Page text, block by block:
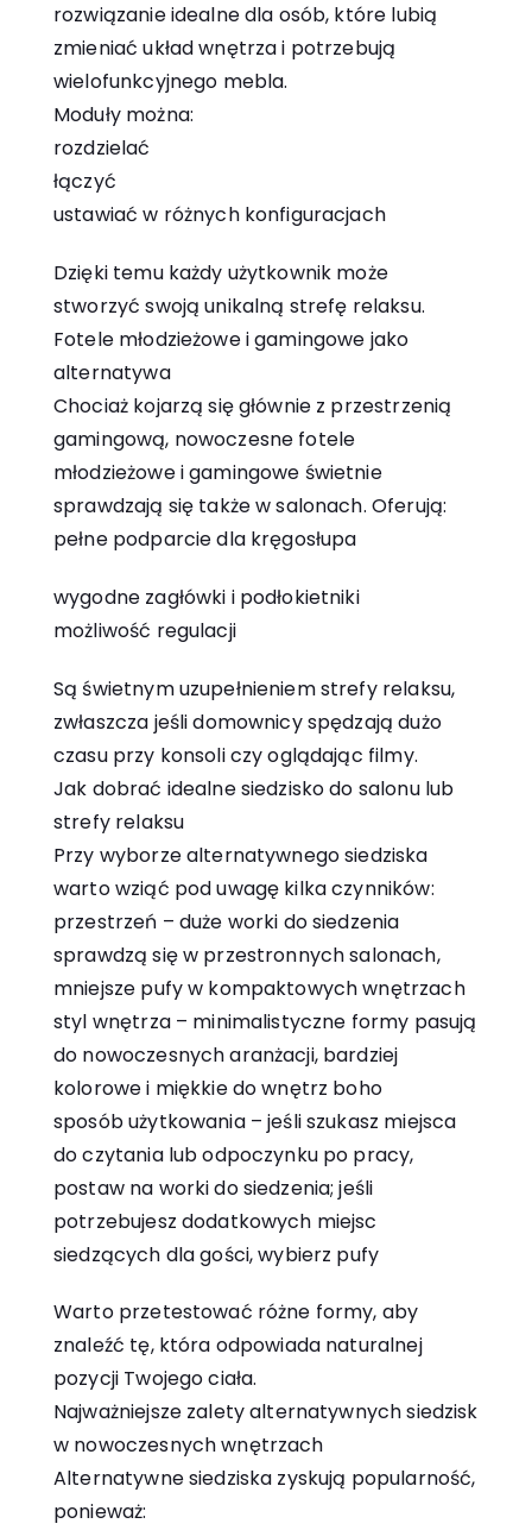
rozwiązanie idealne dla osób, które lubią
zmieniać układ wnętrza i potrzebują
wielofunkcyjnego mebla.
Moduły można:
rozdzielać
łączyć
ustawiać w różnych konfiguracjach
Dzięki temu każdy użytkownik może
stworzyć swoją unikalną strefę relaksu.
Fotele młodzieżowe i gamingowe jako
alternatywa
Chociaż kojarzą się głównie z przestrzenią
gamingową, nowoczesne fotele
młodzieżowe i gamingowe świetnie
sprawdzają się także w salonach. Oferują:
pełne podparcie dla kręgosłupa
wygodne zagłówki i podłokietniki
możliwość regulacji
Są świetnym uzupełnieniem strefy relaksu,
zwłaszcza jeśli domownicy spędzają dużo
czasu przy konsoli czy oglądając filmy.
Jak dobrać idealne siedzisko do salonu lub
strefy relaksu
Przy wyborze alternatywnego siedziska
warto wziąć pod uwagę kilka czynników:
przestrzeń – duże worki do siedzenia
sprawdzą się w przestronnych salonach,
mniejsze pufy w kompaktowych wnętrzach
styl wnętrza – minimalistyczne formy pasują
do nowoczesnych aranżacji, bardziej
kolorowe i miękkie do wnętrz boho
sposób użytkowania – jeśli szukasz miejsca
do czytania lub odpoczynku po pracy,
postaw na worki do siedzenia; jeśli
potrzebujesz dodatkowych miejsc
siedzących dla gości, wybierz pufy
Warto przetestować różne formy, aby
znaleźć tę, która odpowiada naturalnej
pozycji Twojego ciała.
Najważniejsze zalety alternatywnych siedzisk
w nowoczesnych wnętrzach
Alternatywne siedziska zyskują popularność,
ponieważ: